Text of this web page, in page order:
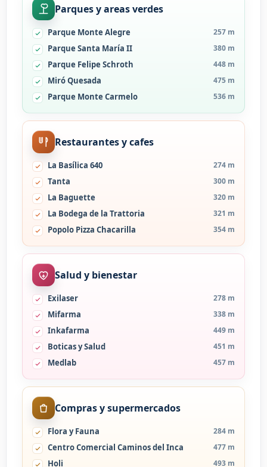
Parques y areas verdes
Parque Monte Alegre 257 m
Parque Santa María II 380 m
Parque Felipe Schroth 448 m
Miró Quesada 475 m
Parque Monte Carmelo 536 m
Restaurantes y cafes
La Basílica 640 274 m
Tanta 300 m
La Baguette 320 m
La Bodega de la Trattoria 321 m
Popolo Pizza Chacarilla 354 m
Salud y bienestar
Exilaser 278 m
Mifarma 338 m
Inkafarma 449 m
Boticas y Salud 451 m
Medlab 457 m
Compras y supermercados
Flora y Fauna 284 m
Centro Comercial Caminos del Inca 477 m
Holi 493 m